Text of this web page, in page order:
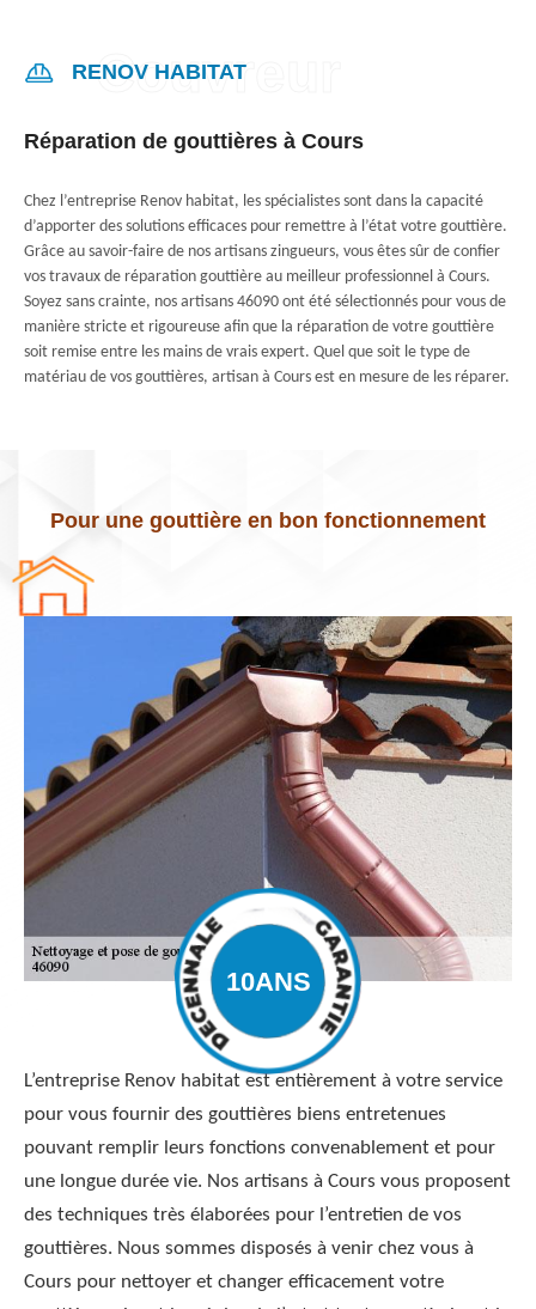
RENOV HABITAT
Réparation de gouttières à Cours
Chez l’entreprise Renov habitat, les spécialistes sont dans la capacité
d’apporter des solutions efficaces pour remettre à l’état votre gouttière.
Grâce au savoir-faire de nos artisans zingueurs, vous êtes sûr de confier
vos travaux de réparation gouttière au meilleur professionnel à Cours.
Soyez sans crainte, nos artisans 46090 ont été sélectionnés pour vous de
manière stricte et rigoureuse afin que la réparation de votre gouttière
soit remise entre les mains de vrais expert. Quel que soit le type de
matériau de vos gouttières, artisan à Cours est en mesure de les réparer.
Pour une gouttière en bon fonctionnement
L’entreprise Renov habitat est entièrement à votre service
pour vous fournir des gouttières biens entretenues
pouvant remplir leurs fonctions convenablement et pour
une longue durée vie. Nos artisans à Cours vous proposent
des techniques très élaborées pour l’entretien de vos
gouttières. Nous sommes disposés à venir chez vous à
Cours pour nettoyer et changer efficacement votre